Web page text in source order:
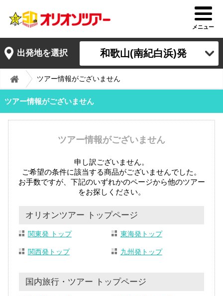
メニュー
出発地を選択 和歌山(南紀白浜)発
ツアー情報がございません
ツアー情報がございません
ツアー情報がございません
申し訳ございません。
ご希望の条件に該当する商品がございませんでした。
お手数ですが、下記のいずれかのページから他のツアー
をお探しください。
オリオンツアー トップページ
関東発 トップ 東海発トップ
関西発トップ 九州発トップ
国内旅行・ツアー トップページ